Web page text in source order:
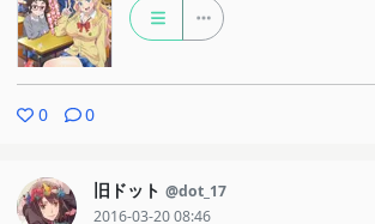
0 0
旧ドット @dot_17
2016-03-20 08:46